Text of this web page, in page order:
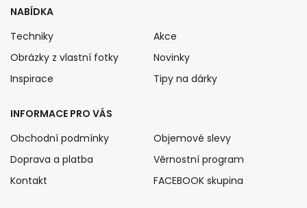
NABÍDKA
Techniky
Obrázky z vlastní fotky
Inspirace
Akce
Novinky
Tipy na dárky
INFORMACE PRO VÁS
Obchodní podmínky
Doprava a platba
Kontakt
Objemové slevy
Věrnostní program
FACEBOOK skupina